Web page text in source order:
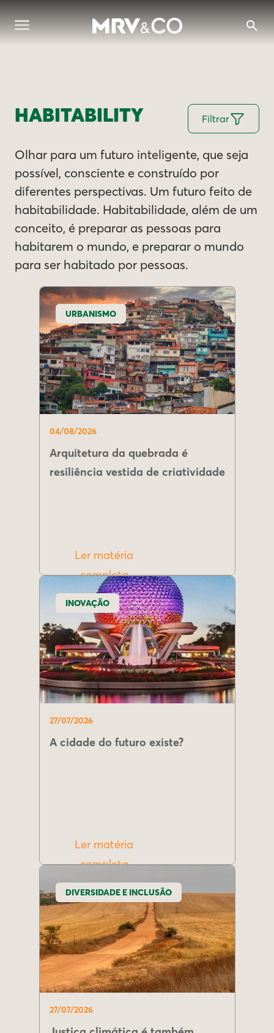
HABITABILITY Filtrar
Olhar para um futuro inteligente, que seja
possível, consciente e construído por
diferentes perspectivas. Um futuro feito de
habitabilidade. Habitabilidade, além de um
conceito, é preparar as pessoas para
habitarem o mundo, e preparar o mundo
para ser habitado por pessoas.
URBANISMO
04/08/2026
Arquitetura da quebrada é
resiliência vestida de criatividade
Ler matéria
completa
INOVAÇÃO
27/07/2026
A cidade do futuro existe?
Ler matéria
completa
DIVERSIDADE E INCLUSÃO
27/07/2026